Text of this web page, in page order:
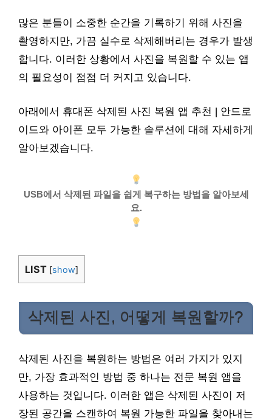
많은 분들이 소중한 순간을 기록하기 위해 사진을
촬영하지만, 가끔 실수로 삭제해버리는 경우가 발생
합니다. 이러한 상황에서 사진을 복원할 수 있는 앱
의 필요성이 점점 더 커지고 있습니다.
아래에서 휴대폰 삭제된 사진 복원 앱 추천 | 안드로
이드와 아이폰 모두 가능한 솔루션에 대해 자세하게
알아보겠습니다.
USB에서 삭제된 파일을 쉽게 복구하는 방법을 알아보세
요.
LIST [show]
삭제된 사진, 어떻게 복원할까?
삭제된 사진을 복원하는 방법은 여러 가지가 있지
만, 가장 효과적인 방법 중 하나는 전문 복원 앱을
사용하는 것입니다. 이러한 앱은 삭제된 사진이 저
장된 공간을 스캔하여 복원 가능한 파일을 찾아내는